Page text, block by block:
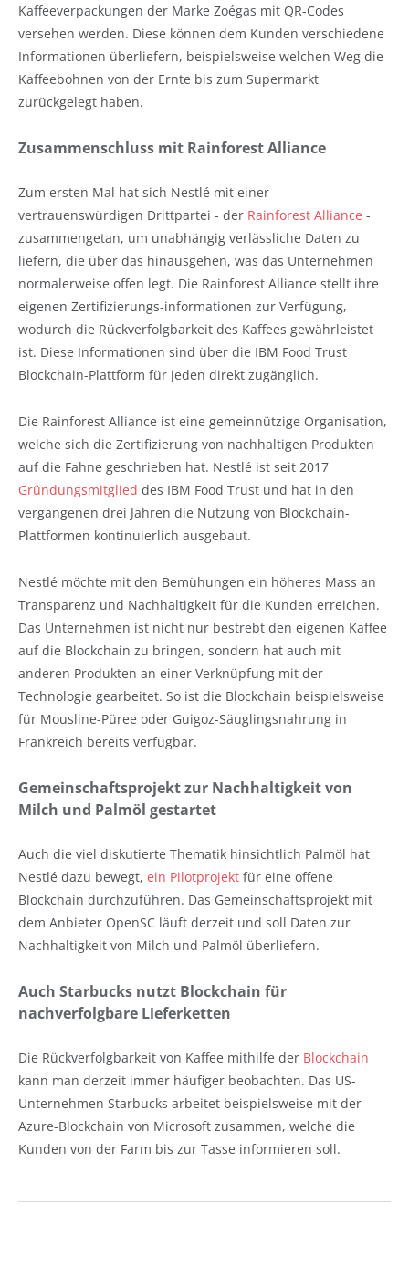
Kaffeeverpackungen der Marke Zoégas mit QR-Codes
versehen werden. Diese können dem Kunden verschiedene
Informationen überliefern, beispielsweise welchen Weg die
Kaffeebohnen von der Ernte bis zum Supermarkt
zurückgelegt haben.
Zusammenschluss mit Rainforest Alliance
Zum ersten Mal hat sich Nestlé mit einer
vertrauenswürdigen Drittpartei - der Rainforest Alliance -
zusammengetan, um unabhängig verlässliche Daten zu
liefern, die über das hinausgehen, was das Unternehmen
normalerweise offen legt. Die Rainforest Alliance stellt ihre
eigenen Zertifizierungs-informationen zur Verfügung,
wodurch die Rückverfolgbarkeit des Kaffees gewährleistet
ist. Diese Informationen sind über die IBM Food Trust
Blockchain-Plattform für jeden direkt zugänglich.
Die Rainforest Alliance ist eine gemeinnützige Organisation,
welche sich die Zertifizierung von nachhaltigen Produkten
auf die Fahne geschrieben hat. Nestlé ist seit 2017
Gründungsmitglied des IBM Food Trust und hat in den
vergangenen drei Jahren die Nutzung von Blockchain-
Plattformen kontinuierlich ausgebaut.
Nestlé möchte mit den Bemühungen ein höheres Mass an
Transparenz und Nachhaltigkeit für die Kunden erreichen.
Das Unternehmen ist nicht nur bestrebt den eigenen Kaffee
auf die Blockchain zu bringen, sondern hat auch mit
anderen Produkten an einer Verknüpfung mit der
Technologie gearbeitet. So ist die Blockchain beispielsweise
für Mousline-Püree oder Guigoz-Säuglingsnahrung in
Frankreich bereits verfügbar.
Gemeinschaftsprojekt zur Nachhaltigkeit von
Milch und Palmöl gestartet
Auch die viel diskutierte Thematik hinsichtlich Palmöl hat
Nestlé dazu bewegt, ein Pilotprojekt für eine offene
Blockchain durchzuführen. Das Gemeinschaftsprojekt mit
dem Anbieter OpenSC läuft derzeit und soll Daten zur
Nachhaltigkeit von Milch und Palmöl überliefern.
Auch Starbucks nutzt Blockchain für
nachverfolgbare Lieferketten
Die Rückverfolgbarkeit von Kaffee mithilfe der Blockchain
kann man derzeit immer häufiger beobachten. Das US-
Unternehmen Starbucks arbeitet beispielsweise mit der
Azure-Blockchain von Microsoft zusammen, welche die
Kunden von der Farm bis zur Tasse informieren soll.